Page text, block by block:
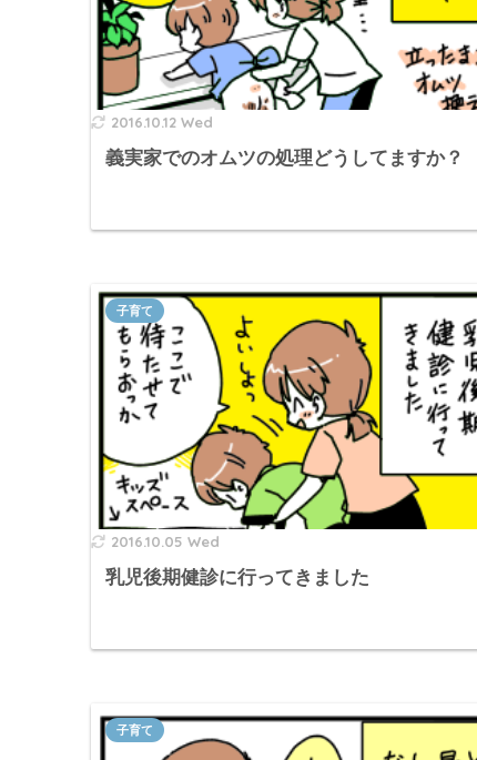
2016.10.12 Wed
義実家でのオムツの処理どうしてますか？
2016.10.05 Wed
乳児後期健診に行ってきました
子育て
子育て